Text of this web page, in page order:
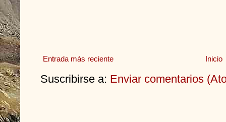
Entrada más reciente Inicio
Suscribirse a: Enviar comentarios